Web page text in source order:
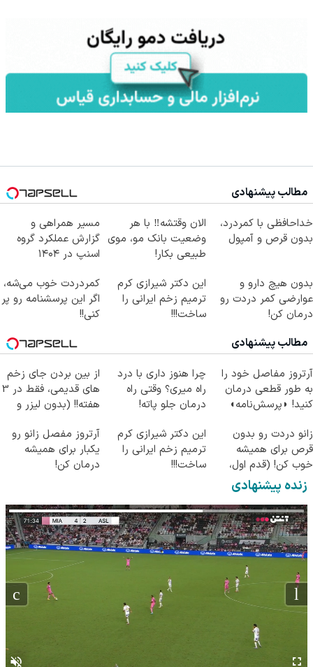
مطالب پیشنهادی
خداحافظی با کمردرد،
بدون قرص و آمپول
الان وقتشه‼️ با هر
وضعیت بانک مو، موی
طبیعی بکار!
مسیر همراهی و
گزارش عملکرد گروه
اسنپ در ۱۴۰۴
بدون هیچ دارو و
عوارضی کمر دردت رو
درمان کن!
این دکتر شیرازی کرم
ترمیم زخم ایرانی را
ساخت!!!
کمردردت خوب می‌شه،
اگر این پرسشنامه رو پر
کنی!!
مطالب پیشنهادی
آرتروز مفاصل خود را
به طور قطعی درمان
کنید! ◗پرسش‌نامه◖
چرا هنوز داری با درد
راه میری؟ وقتی راه
درمان جلو پاته!
از بین بردن جای زخم
های قدیمی، فقط در 3
هفته!! (بدون لیزر و
زانو دردت رو بدون
قرص برای همیشه
خوب کن! (قدم اول،
پرسش‌نامه)
این دکتر شیرازی کرم
ترمیم زخم ایرانی را
ساخت!!!
آرتروز مفصل زانو رو
یکبار برای همیشه
درمان کن!
زنده پیشنهادی